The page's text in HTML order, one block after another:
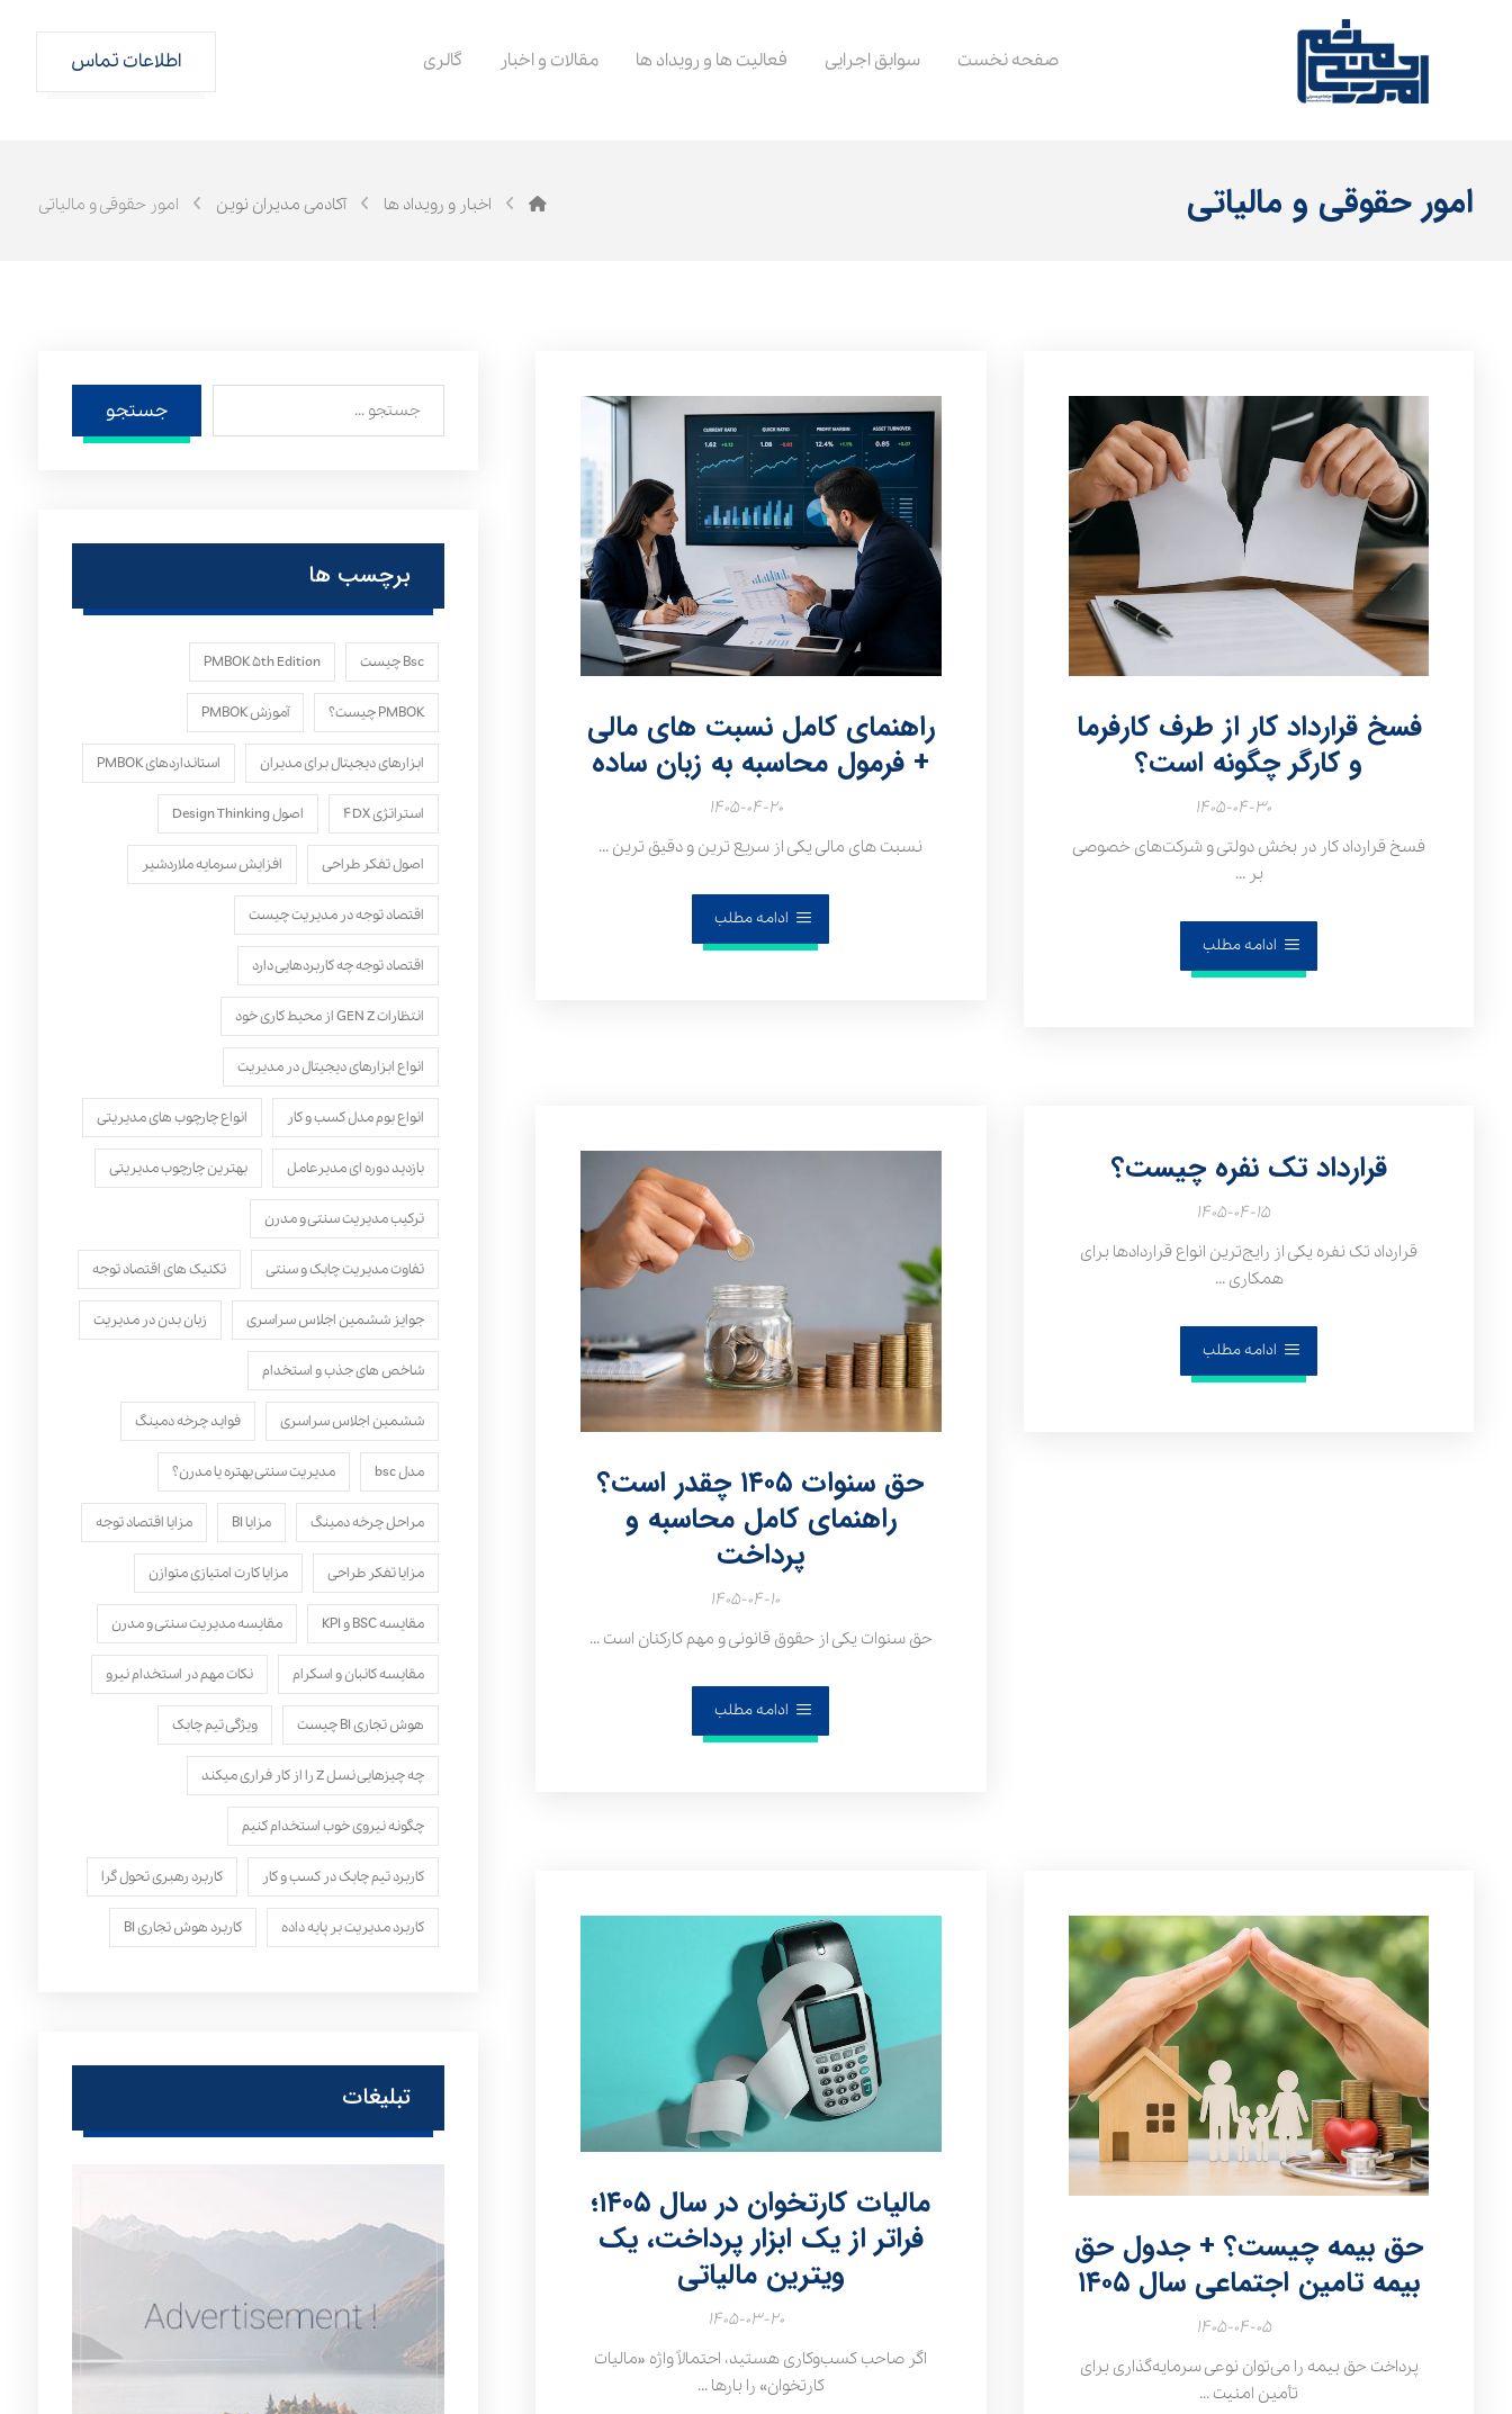
صفحه نخست سوابق اجرایی فعالیت ها و رویداد ها مقالات و اخبار گالری اطلاعات تماس
امور حقوقی و مالیاتی اخبار و رویداد ها آکادمی مدیران نوین امور حقوقی و مالیاتی
فسخ قرارداد کار از طرف کارفرما
و کارگر چگونه است؟
۱۴۰۵-۰۴-۳۰
فسخ قرارداد کار در بخش دولتی و شرکت‌های خصوصی
بر ...
ادامه مطلب
راهنمای کامل نسبت های مالی
+ فرمول محاسبه به زبان ساده
۱۴۰۵-۰۴-۲۰
نسبت های مالی یکی از سریع‌ ترین و دقیق‌ ترین ...
ادامه مطلب
قرارداد تک نفره چیست؟
۱۴۰۵-۰۴-۱۵
قرارداد تک نفره یکی از رایج‌ترین انواع قراردادها برای
همکاری ...
ادامه مطلب
حق سنوات ۱۴۰۵ چقدر است؟
راهنمای کامل محاسبه و
پرداخت
۱۴۰۵-۰۴-۱۰
حق سنوات یکی از حقوق قانونی و مهم کارکنان است ...
ادامه مطلب
حق بیمه چیست؟ + جدول حق
بیمه تامین اجتماعی سال ۱۴۰۵
۱۴۰۵-۰۴-۰۵
پرداخت حق بیمه را می‌توان نوعی سرمایه‌گذاری برای
تأمین امنیت ...
مالیات کارتخوان در سال ۱۴۰۵؛
فراتر از یک ابزار پرداخت، یک
ویترین مالیاتی
۱۴۰۵-۰۳-۲۰
اگر صاحب کسب‌وکاری هستید، احتمالاً واژه «مالیات
کارتخوان» را بارها ...
جستجو
برچسب ها
Bsc چیست PMBOK ۵th Edition
PMBOK چیست؟ آموزش PMBOK
ابزارهای دیجیتال برای مدیران استانداردهای PMBOK
استراتژی ۴DX اصول Design Thinking
اصول تفکر طراحی افزایش سرمایه ملاردشیر
اقتصاد توجه در مدیریت چیست
اقتصاد توجه چه کاربردهایی دارد
انتظارات GEN Z از محیط کاری خود
انواع ابزارهای دیجیتال در مدیریت
انواع بوم مدل کسب‌ و کار انواع چارچوب های مدیریتی
بازدید دوره ای مدیرعامل بهترین چارچوب مدیریتی
ترکیب مدیریت سنتی و مدرن
تفاوت مدیریت چابک و سنتی تکنیک های اقتصاد توجه
جوایز ششمین اجلاس سراسری زبان بدن در مدیریت
شاخص های جذب و استخدام
ششمین اجلاس سراسری فواید چرخه دمینگ
مدل bsc مدیریت سنتی بهتره یا مدرن؟
مراحل چرخه دمینگ مزایا BI مزایا اقتصاد توجه
مزایا تفکر طراحی مزایا کارت امتیازی متوازن
مقایسه BSC و KPI مقایسه مدیریت سنتی و مدرن
مقایسه کانبان و اسکرام نکات مهم در استخدام نیرو
هوش تجاری BI چیست ویژگی تیم چابک
چه چیزهایی نسل Z را از کار فراری میکند
چگونه نیروی خوب استخدام کنیم
کاربرد تیم چابک در کسب و کار کاربرد رهبری تحول‌ گرا
کاربرد مدیریت بر پایه داده کاربرد هوش تجاری BI
تبلیغات